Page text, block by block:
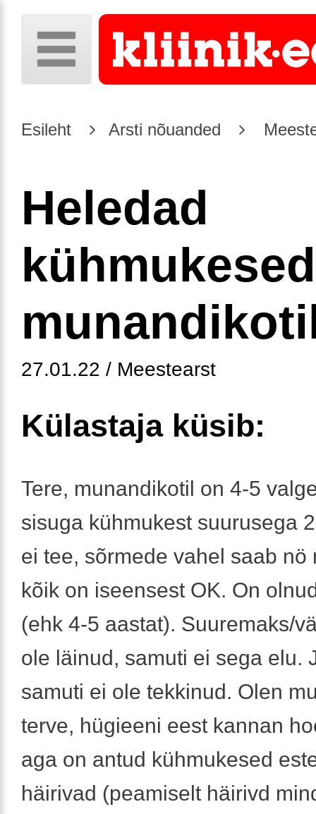
Esileht Arsti nõuanded
Heledad
kühmukesed
27.01.22 / Meestearst
Külastaja küsib:
Tere, munandikotil on 4-5
sisuga kühmukest suurusega
ei tee, sõrmede vahel saab nö
kõik on iseensest OK. On
(ehk 4-5 aastat). Suuremaks/
ole läinud, samuti ei sega elu.
samuti ei ole tekkinud. Olen
terve, hügieeni eest kannan
aga on antud kühmukesed
häirivad (peamiselt häirivd